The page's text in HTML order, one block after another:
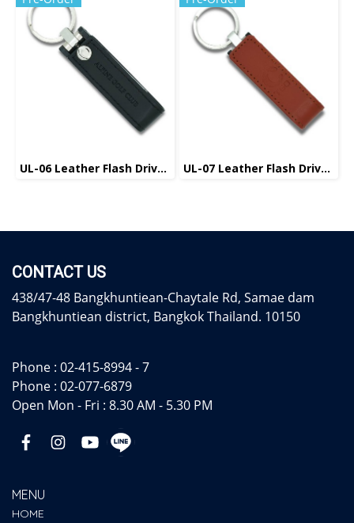
UL-06 Leather Flash Drive แฟลชไดร์ฟหนัง UL-07 Leather Flash Drive แฟลชไดร์ฟหนัง
CONTACT US
438/47-48 Bangkhuntiean-Chaytale Rd, Samae dam
Bangkhuntiean district, Bangkok Thailand. 10150
Phone : 02-415-8994 - 7
Phone : 02-077-6879
Open Mon - Fri : 8.30 AM - 5.30 PM
MENU
HOME